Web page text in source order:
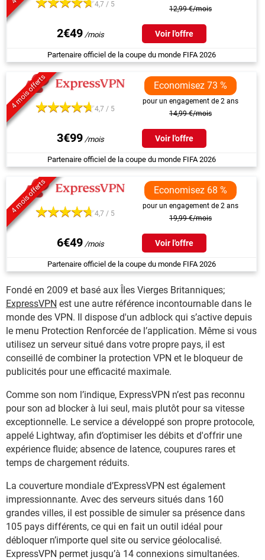
4,7 / 5
12,99 €/mois
2€49 Voir l'offre
Partenaire officiel de la coupe du monde FIFA 2026
4 mois offerts 4,7 / 5
Economisez 73 %
pour un engagement de 2 ans
14,99 €/mois
3€99 Voir l'offre
Partenaire officiel de la coupe du monde FIFA 2026
4 mois offerts 4,7 / 5
Economisez 68 %
pour un engagement de 2 ans
19,99 €/mois
6€49 Voir l'offre
Partenaire officiel de la coupe du monde FIFA 2026
Fondé en 2009 et basé aux Îles Vierges Britanniques;
ExpressVPN est une autre référence incontournable dans le
monde des VPN. Il dispose d'un adblock qui s’active depuis
le menu Protection Renforcée de l’application. Même si vous
utilisez un serveur situé dans votre propre pays, il est
conseillé de combiner la protection VPN et le bloqueur de
publicités pour une efficacité maximale.
Comme son nom l’indique, ExpressVPN n’est pas reconnu
pour son ad blocker à lui seul, mais plutôt pour sa vitesse
exceptionnelle. Le service a développé son propre protocole,
appelé Lightway, afin d’optimiser les débits et d'offrir une
expérience fluide; absence de latence, coupures rares et
temps de chargement réduits.
La couverture mondiale d’ExpressVPN est également
impressionnante. Avec des serveurs situés dans 160
grandes villes, il est possible de simuler sa présence dans
105 pays différents, ce qui en fait un outil idéal pour
débloquer n’importe quel site ou service géolocalisé.
ExpressVPN permet jusqu’à 14 connexions simultanées.